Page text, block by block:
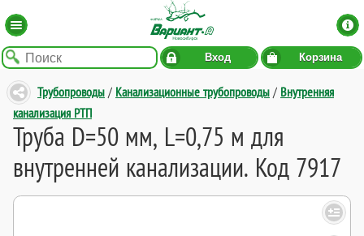
Вход Корзина
Трубопроводы / Канализационные трубопроводы / Внутренняя
канализация РТП
Труба D=50 мм, L=0,75 м для
внутренней канализации. Код 7917